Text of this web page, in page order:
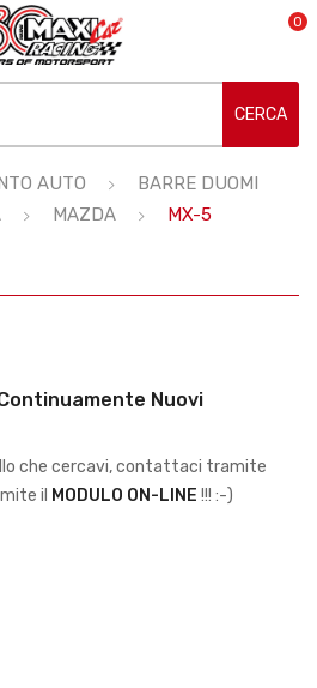
0
CERCA
AUTO
BARRE DUOMI
MAZDA MX-5
Nuovi
che cercavi, contattaci tramite
il MODULO ON-LINE !!! :-)